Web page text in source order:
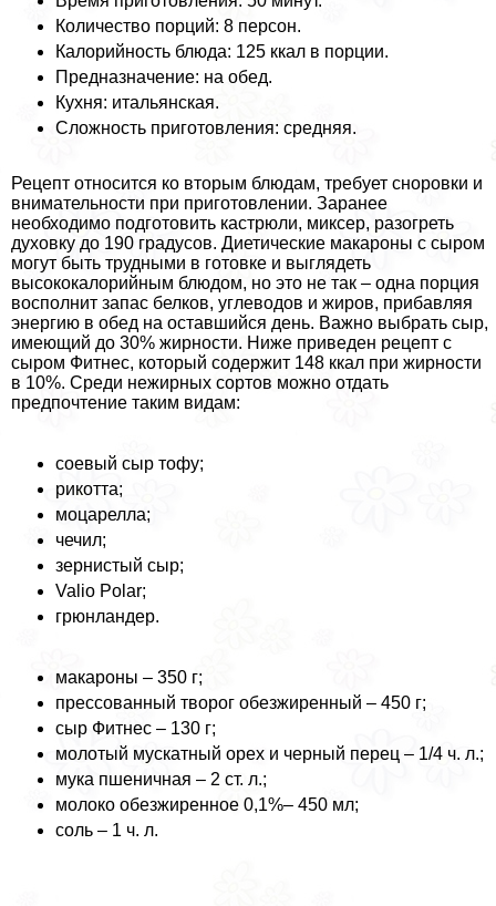
Количество порций: 8 персон.
Калорийность блюда: 125 ккал в порции.
Предназначение: на обед.
Кухня: итальянская.
Сложность приготовления: средняя.
Рецепт относится ко вторым блюдам, требует сноровки и
внимательности при приготовлении. Заранее
необходимо подготовить кастрюли, миксер, разогреть
духовку до 190 градусов. Диетические макароны с сыром
могут быть трудными в готовке и выглядеть
высококалорийным блюдом, но это не так – одна порция
восполнит запас белков, углеводов и жиров, прибавляя
энергию в обед на оставшийся день. Важно выбрать сыр,
имеющий до 30% жирности. Ниже приведен рецепт с
сыром Фитнес, который содержит 148 ккал при жирности
в 10%. Среди нежирных сортов можно отдать
предпочтение таким видам:
соевый сыр тофу;
рикотта;
моцарелла;
чечил;
зернистый сыр;
Valio Polar;
грюнландер.
макароны – 350 г;
прессованный творог обезжиренный – 450 г;
сыр Фитнес – 130 г;
молотый мускатный орех и черный перец – 1/4 ч. л.;
мука пшеничная – 2 ст. л.;
молоко обезжиренное 0,1%– 450 мл;
соль – 1 ч. л.